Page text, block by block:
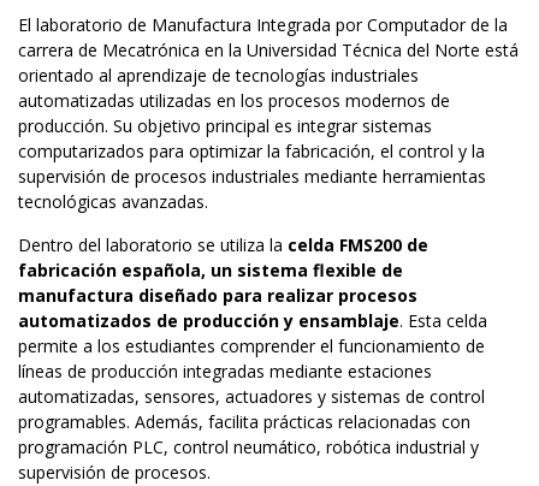
El laboratorio de Manufactura Integrada por Computador de la
carrera de Mecatrónica en la Universidad Técnica del Norte está
orientado al aprendizaje de tecnologías industriales
automatizadas utilizadas en los procesos modernos de
producción. Su objetivo principal es integrar sistemas
computarizados para optimizar la fabricación, el control y la
supervisión de procesos industriales mediante herramientas
tecnológicas avanzadas.
Dentro del laboratorio se utiliza la celda FMS200 de
fabricación española, un sistema flexible de
manufactura diseñado para realizar procesos
automatizados de producción y ensamblaje. Esta celda
permite a los estudiantes comprender el funcionamiento de
líneas de producción integradas mediante estaciones
automatizadas, sensores, actuadores y sistemas de control
programables. Además, facilita prácticas relacionadas con
programación PLC, control neumático, robótica industrial y
supervisión de procesos.